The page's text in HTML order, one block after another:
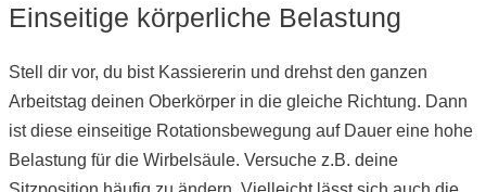
Einseitige körperliche Belastung
Stell dir vor, du bist Kassiererin und drehst den ganzen
Arbeitstag deinen Oberkörper in die gleiche Richtung. Dann
ist diese einseitige Rotationsbewegung auf Dauer eine hohe
Belastung für die Wirbelsäule. Versuche z.B. deine